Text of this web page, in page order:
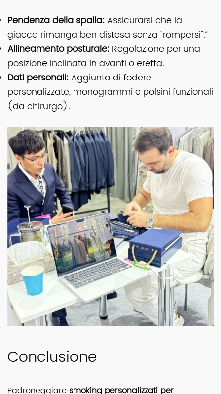
Pendenza della spalla: Assicurarsi che la
giacca rimanga ben distesa senza "rompersi".“
Allineamento posturale: Regolazione per una
posizione inclinata in avanti o eretta.
Dati personali: Aggiunta di fodere
personalizzate, monogrammi e polsini funzionali
(da chirurgo).
Conclusione
Padroneggiare smoking personalizzati per